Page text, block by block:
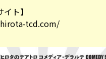
イト】
tcd.com/